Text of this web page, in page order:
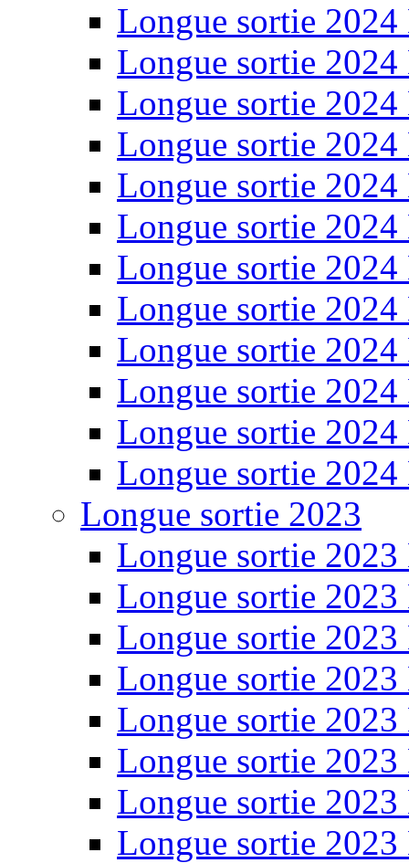
Longue sortie 2024
Longue sortie 2024
Longue sortie 2024
Longue sortie 2024
Longue sortie 2024
Longue sortie 2024
Longue sortie 2024
Longue sortie 2024
Longue sortie 2024
Longue sortie 2024
Longue sortie 2024
Longue sortie 2024
Longue sortie 2023
Longue sortie 2023
Longue sortie 2023
Longue sortie 2023
Longue sortie 2023
Longue sortie 2023
Longue sortie 2023
Longue sortie 2023
Longue sortie 2023